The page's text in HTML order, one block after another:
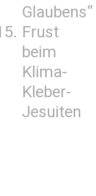
Glaubens“
Frust
beim
Klima-
Kleber-
Jesuiten